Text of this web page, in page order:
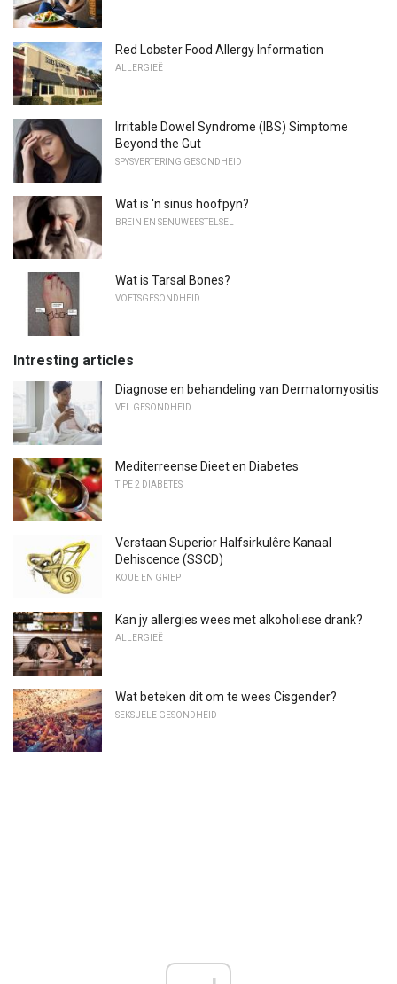
Red Lobster Food Allergy Information
ALLERGIEË
Irritable Dowel Syndrome (IBS) Simptome
Beyond the Gut
SPYSVERTERING GESONDHEID
Wat is 'n sinus hoofpyn?
BREIN EN SENUWEESTELSEL
Wat is Tarsal Bones?
VOETSGESONDHEID
Intresting articles
Diagnose en behandeling van Dermatomyositis
VEL GESONDHEID
Mediterreense Dieet en Diabetes
TIPE 2 DIABETES
Verstaan ​​Superior Halfsirkulêre Kanaal
Dehiscence (SSCD)
KOUE EN GRIEP
Kan jy allergies wees met alkoholiese drank?
ALLERGIEË
Wat beteken dit om te wees Cisgender?
SEKSUELE GESONDHEID